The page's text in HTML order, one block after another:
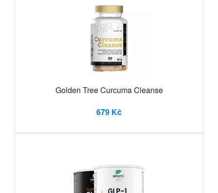
Golden Tree Curcuma Cleanse
679 Kč